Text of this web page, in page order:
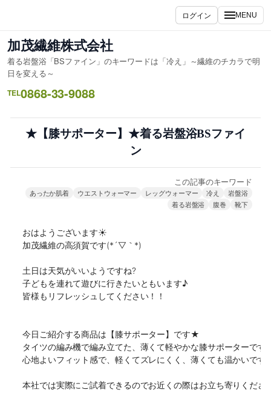
を
ス
キ
ッ
プ
ログイン MENU
加茂繊維株式会社
着る岩盤浴「BSファイン」のキーワードは「冷え」～繊維のチカラで明
日を変える～
TEL0868-33-9088
★【膝サポーター】★着る岩盤浴BSファイ
ン
この記事のキーワード
あったか肌着 ウエストウォーマー レッグウォーマー 冷え
岩盤浴
着る岩盤浴
腹巻 靴下
おはようございます☀
加茂繊維の高須賀です(*´▽｀*)
土日は天気がいいようですね?
子どもを連れて遊びに行きたいともいます♪
皆様もリフレッシュしてください！！
今日ご紹介する商品は【膝サポーター】です★
タイツの編み機で編み立てた、薄くて軽やかな膝サポーターです
心地よいフィット感で、軽くてズレにくく、薄くても温かいです
本社では実際にご試着できるのでお近くの際はお立ち寄りくださ